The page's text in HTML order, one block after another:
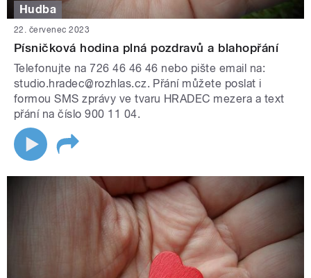
Hudba
22. červenec 2023
Písničková hodina plná pozdravů a blahopřání
Telefonujte na 726 46 46 46 nebo pište email na:
studio.hradec@rozhlas.cz. Přání můžete poslat i
formou SMS zprávy ve tvaru HRADEC mezera a text
přání na číslo 900 11 04.